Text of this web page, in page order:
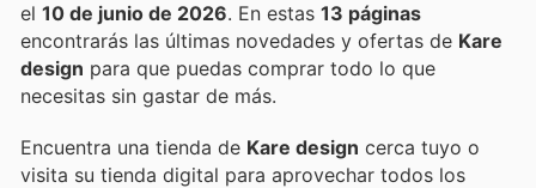
el 10 de junio de 2026 . En estas 13 páginas
encontrarás las últimas novedades y ofertas de Kare
design para que puedas comprar todo lo que
necesitas sin gastar de más.
Encuentra una tienda de Kare design cerca tuyo o
visita su tienda digital para aprovechar todos los